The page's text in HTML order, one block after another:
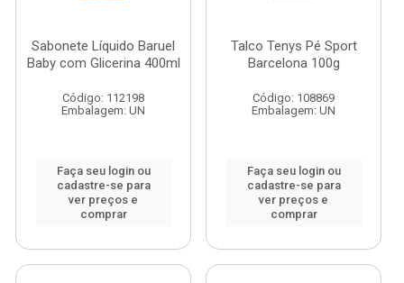
Sabonete Líquido Baruel
Baby com Glicerina 400ml
Código: 112198
Embalagem: UN
Faça seu login ou
cadastre-se para
ver preços e
comprar
Talco Tenys Pé Sport
Barcelona 100g
Código: 108869
Embalagem: UN
Faça seu login ou
cadastre-se para
ver preços e
comprar